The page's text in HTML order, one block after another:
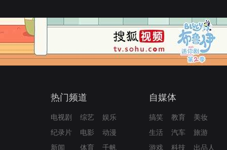
热门频道
电视剧 综艺
娱乐
纪录片
电影
动漫
新闻
体育 千帆
自媒体
搞笑 教育
美妆
生活
汽车
旅游
游戏
科技 出品人